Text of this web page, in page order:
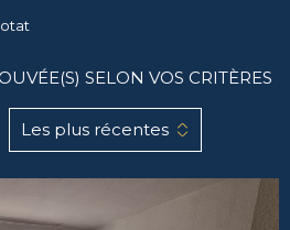
SELON VOS CRITÈRES
Les plus récentes